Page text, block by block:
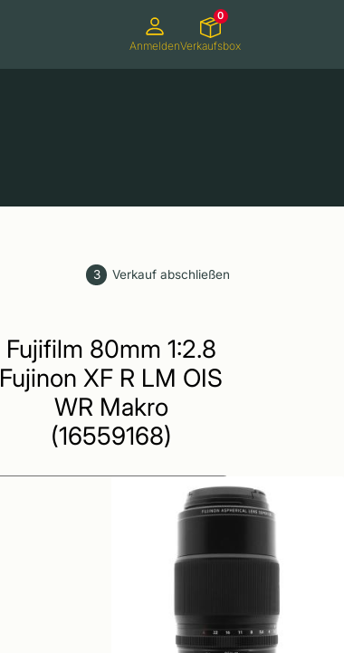
AnmeldenVerkaufsbox
0
3 Verkauf abschließen
Fujifilm 80mm 1:2.8
Fujinon XF R LM OIS
WR Makro
(16559168)